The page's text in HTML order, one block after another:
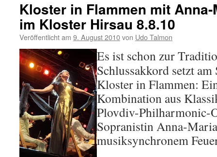
Kloster in Flammen mit
im Kloster Hirsau 8.8.10
Veröffentlicht am 9. August 2010von Udo Talmon
Es ist schon zur
Schlussakkord setzt
Kloster in Flammen:
Kombination aus
Plovdiv-Philharmonic-
Sopranistin Anna-
musiksynchronem